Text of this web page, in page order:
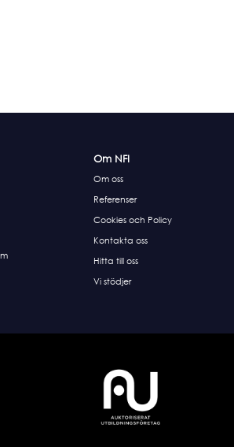
Om NFI
Om oss
Referenser
Cookies och Policy
Kontakta oss
Hitta till oss
Vi stödjer